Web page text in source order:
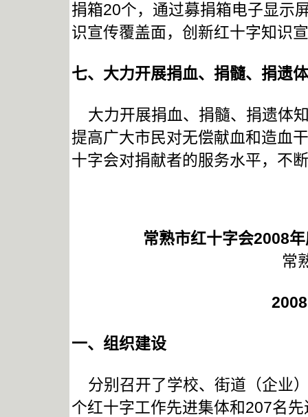
捐箱20个，通过募捐箱电子显示
识宣传覆盖面，创新红十字知识
七、大力开展捐血、捐髓、捐遗
大力开展捐血、捐髓、捐遗体
提高广大市民对无偿献血和造血
十字会对捐献者的服务水平，不
常熟市红十字会2008
常
一、组织建设
分别召开了学校、街道（企业
个红十字工作先进集体和207名